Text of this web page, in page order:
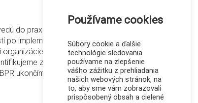
do praxe. O ich úspechu
implementácii
organizácie, procesov a
zlepšenia
ukončíme.
Používame cookies
Súbory cookie a ďalšie
technológie sledovania
používame na zlepšenie
vášho zážitku z prehliadania
našich webových stránok, na
to, aby sme vám zobrazovali
prispôsobený obsah a cielené